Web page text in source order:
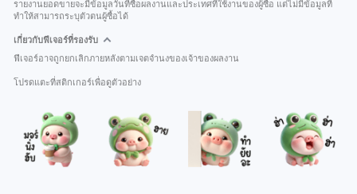
รายงานยอดขายจะมีข้อมูลวันที่ซื้อผลงานและประเทศที่ใช้งานของผู้ซื้อ แต่ไม่มีข้อมูลที่
ทำให้สามารถระบุตัวตนผู้ซื้อได้
เกี่ยวกับฟีเจอร์ที่รองรับ
ฟีเจอร์อาจถูกยกเลิกภายหลังตามเจตจำนงของเจ้าของผลงาน
โปรดแตะที่สติกเกอร์เพื่อดูตัวอย่าง